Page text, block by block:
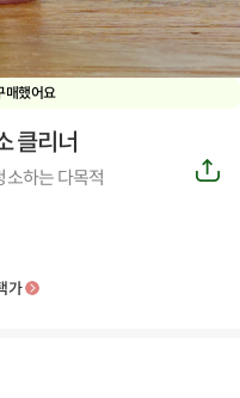
매했어요
클리너
소하는 다목적
가
공
유